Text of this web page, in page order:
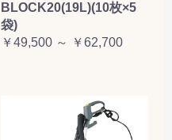
BLOCK20(19L)(10枚×5
袋)
￥49,500 ～ ￥62,700